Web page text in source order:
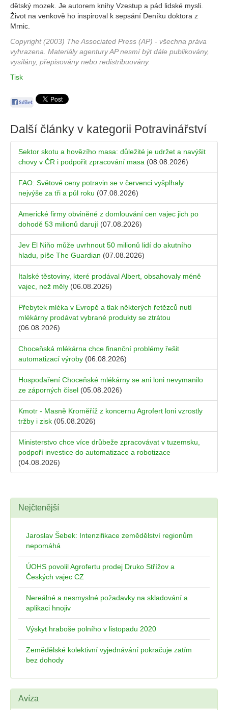
dětský mozek. Je autorem knihy Vzestup a pád lidské mysli.
Život na venkově ho inspiroval k sepsání Deníku doktora z
Mrnic.
Copyright (2003) The Associated Press (AP) - všechna práva
vyhrazena. Materiály agentury AP nesmí být dále publikovány,
vysílány, přepisovány nebo redistribuovány.
Tisk
Další články v kategorii Potravinářství
Sektor skotu a hovězího masa: důležité je udržet a navýšit
chovy v ČR i podpořit zpracování masa (08.08.2026)
FAO: Světové ceny potravin se v červenci vyšplhaly
nejvýše za tři a půl roku (07.08.2026)
Americké firmy obviněné z domlouvání cen vajec jich po
dohodě 53 milionů darují (07.08.2026)
Jev El Niňo může uvrhnout 50 milionů lidí do akutního
hladu, píše The Guardian (07.08.2026)
Italské těstoviny, které prodával Albert, obsahovaly méně
vajec, než měly (06.08.2026)
Přebytek mléka v Evropě a tlak některých řetězců nutí
mlékárny prodávat vybrané produkty se ztrátou
(06.08.2026)
Choceňská mlékárna chce finanční problémy řešit
automatizací výroby (06.08.2026)
Hospodaření Choceňské mlékárny se ani loni nevymanilo
ze záporných čísel (05.08.2026)
Kmotr - Masně Kroměříž z koncernu Agrofert loni vzrostly
tržby i zisk (05.08.2026)
Ministerstvo chce více drůbeže zpracovávat v tuzemsku,
podpoří investice do automatizace a robotizace
(04.08.2026)
Nejčtenější
Jaroslav Šebek: Intenzifikace zemědělství regionům
nepomáhá
ÚOHS povolil Agrofertu prodej Druko Střížov a
Českých vajec CZ
Nereálné a nesmyslné požadavky na skladování a
aplikaci hnojiv
Výskyt hraboše polního v listopadu 2020
Zemědělské kolektivní vyjednávání pokračuje zatím
bez dohody
Avíza